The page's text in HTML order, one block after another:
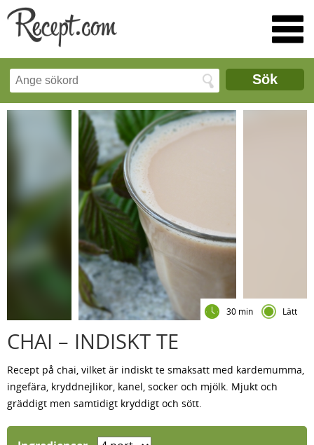
Sök
30 min Lätt
CHAI – INDISKT TE
Recept på chai, vilket är indiskt te smaksatt med kardemumma,
ingefära, kryddnejlikor, kanel, socker och mjölk. Mjukt och
gräddigt men samtidigt kryddigt och sött.